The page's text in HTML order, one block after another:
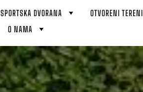
SPORTSKA DVORANA OTVORENI TERENI
O NAMA